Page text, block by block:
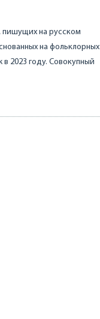
на русском
на фольклорных
2023 году. Совокупный